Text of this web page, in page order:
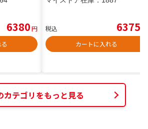
6380円
税込 6375
カートに入れる
カテゴリをもっと見る